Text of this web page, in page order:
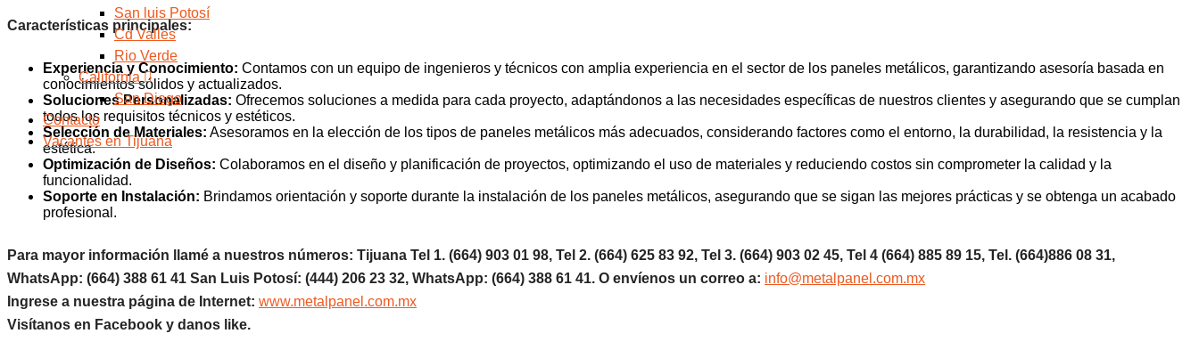
San luis Potosí
Cd Valles
Rio Verde
California
San Diego
Contacto
Vacantes en Tijuana
Características principales:
Experiencia y Conocimiento: Contamos con un equipo de ingenieros y técnicos con amplia experiencia en el sector de los paneles metálicos, garantizando asesoría basada en
conocimientos sólidos y actualizados.
Soluciones Personalizadas: Ofrecemos soluciones a medida para cada proyecto, adaptándonos a las necesidades específicas de nuestros clientes y asegurando que se cumplan
todos los requisitos técnicos y estéticos.
Selección de Materiales: Asesoramos en la elección de los tipos de paneles metálicos más adecuados, considerando factores como el entorno, la durabilidad, la resistencia y la
estética.
Optimización de Diseños: Colaboramos en el diseño y planificación de proyectos, optimizando el uso de materiales y reduciendo costos sin comprometer la calidad y la
funcionalidad.
Soporte en Instalación: Brindamos orientación y soporte durante la instalación de los paneles metálicos, asegurando que se sigan las mejores prácticas y se obtenga un acabado
profesional.
Para mayor información llamé a nuestros números: Tijuana Tel 1. (664) 903 01 98, Tel 2. (664) 625 83 92, Tel 3. (664) 903 02 45, Tel 4 (664) 885 89 15, Tel. (664)886 08 31,
WhatsApp: (664) 388 61 41 San Luis Potosí: (444) 206 23 32, WhatsApp: (664) 388 61 41. O envíenos un correo a: info@metalpanel.com.mx
Ingrese a nuestra página de Internet: www.metalpanel.com.mx
Visítanos en Facebook y danos like.